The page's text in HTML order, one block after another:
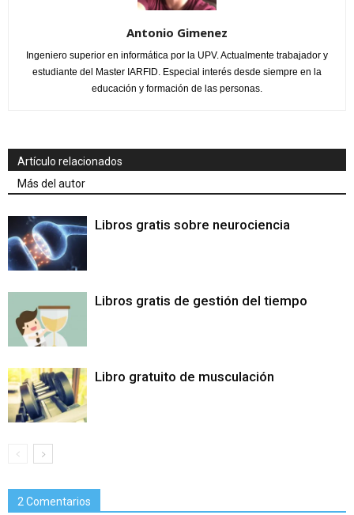
Antonio Gimenez
Ingeniero superior en informática por la UPV. Actualmente trabajador y
estudiante del Master IARFID. Especial interés desde siempre en la
educación y formación de las personas.
Artículo relacionados
Más del autor
Libros gratis sobre neurociencia
Libros gratis de gestión del tiempo
Libro gratuito de musculación
2 Comentarios